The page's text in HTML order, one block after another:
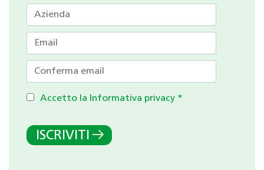
Accetto la Informativa privacy *
ISCRIVITI